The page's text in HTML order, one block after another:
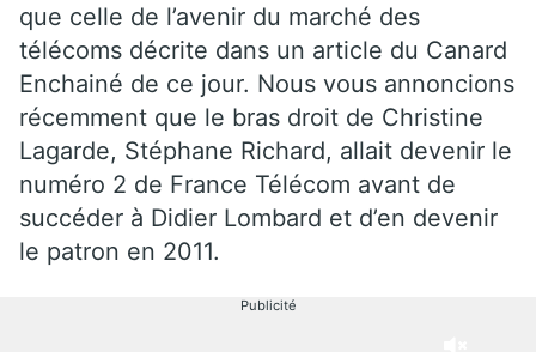
que celle de l’avenir du marché des
télécoms décrite dans un article du Canard
Enchainé de ce jour. Nous vous annoncions
récemment que le bras droit de Christine
Lagarde, Stéphane Richard, allait devenir le
numéro 2 de France Télécom avant de
succéder à Didier Lombard et d’en devenir
le patron en 2011.
Publicité